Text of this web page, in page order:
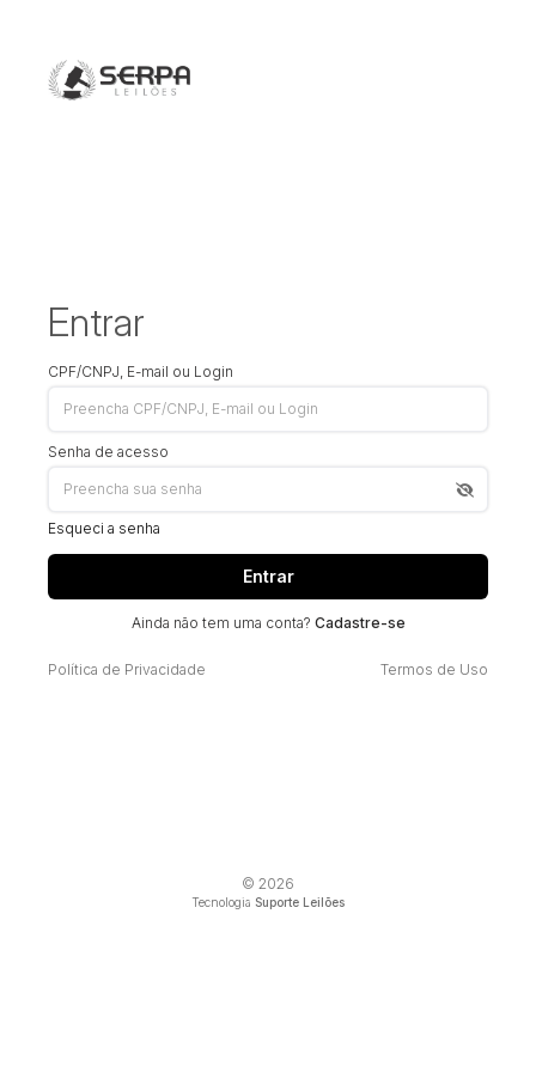
Entrar
CPF/CNPJ, E-mail ou Login
Senha de acesso
Esqueci a senha
Entrar
Ainda não tem uma conta? Cadastre-se
Política de Privacidade Termos de Uso
© 2026
Tecnologia Suporte Leilões